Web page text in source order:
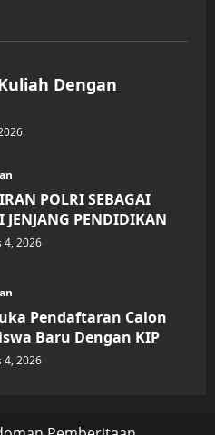
Dengan
POLRI SEBAGAI
JENJANG PENDIDIKAN
4, 2026
Pendaftaran Calon
Baru Dengan KIP
4, 2026